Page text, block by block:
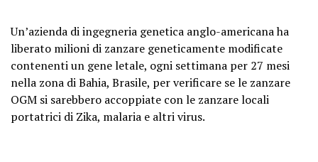
Un’azienda di ingegneria genetica anglo-americana ha
liberato milioni di zanzare geneticamente modificate
contenenti un gene letale, ogni settimana per 27 mesi
nella zona di Bahia, Brasile, per verificare se le zanzare
OGM si sarebbero accoppiate con le zanzare locali
portatrici di Zika, malaria e altri virus.